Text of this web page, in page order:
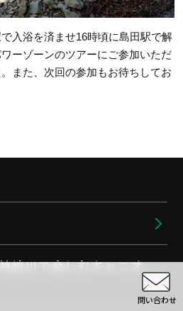
問い合わせ
入浴を済ませ16時頃に島田駅で解
ーゾーンのツアーにご参加いただ
また、次回の参加もお待ちしてお
崎川で楽しむキャニオ